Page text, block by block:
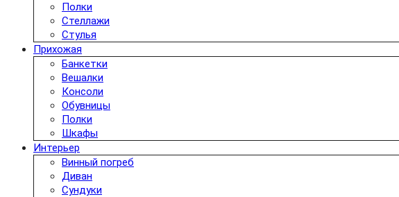
Полки
Стеллажи
Стулья
Прихожая
Банкетки
Вешалки
Консоли
Обувницы
Полки
Шкафы
Интерьер
Винный погреб
Диван
Сундуки